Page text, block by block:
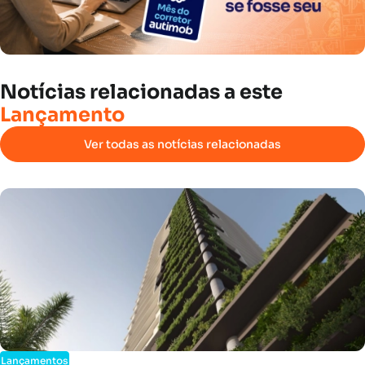
Notícias relacionadasa este
Lançamento
Ver todas as notícias relacionadas
Lançamentos